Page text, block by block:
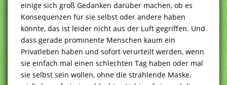
einige sich groß Gedanken darüber machen, ob es
Konsequenzen für sie selbst oder andere haben
könnte, das ist leider nicht aus der Luft gegriffen. Und
dass gerade prominente Menschen kaum ein
Privatleben haben und sofort verurteilt werden, wenn
sie einfach mal einen schlechten Tag haben oder mal
sie selbst sein wollen, ohne die strahlende Maske,